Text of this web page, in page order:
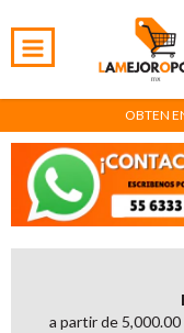
OBTEN
a partir de